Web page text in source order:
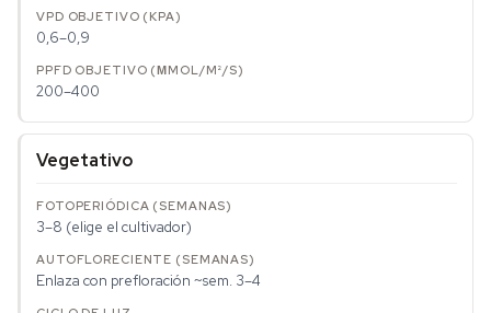
0,6–0,9
200–400
Vegetativo
3–8 (elige el cultivador)
Enlaza con prefloración ~sem. 3–4